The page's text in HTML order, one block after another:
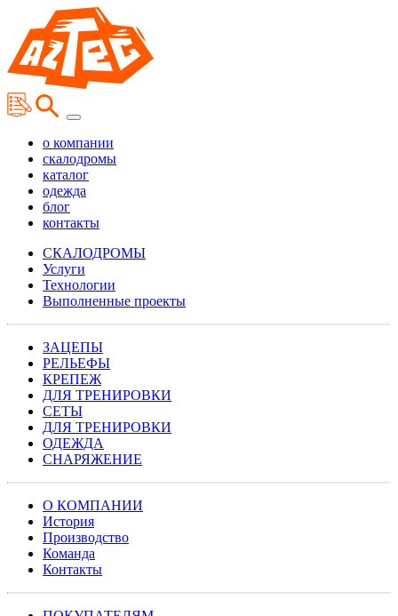
о компании
скалодромы
каталог
одежда
блог
контакты
СКАЛОДРОМЫ
Услуги
Технологии
Выполненные проекты
ЗАЦЕПЫ
РЕЛЬЕФЫ
КРЕПЕЖ
ДЛЯ ТРЕНИРОВКИ
СЕТЫ
ДЛЯ ТРЕНИРОВКИ
ОДЕЖДА
СНАРЯЖЕНИЕ
О КОМПАНИИ
История
Производство
Команда
Контакты